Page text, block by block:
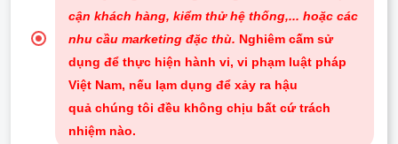
cận khách hàng, kiểm thử hệ thống,... hoặc các
nhu cầu marketing đặc thù. Nghiêm cấm sử
dụng để thực hiện hành vi, vi phạm luật pháp
Việt Nam, nếu lạm dụng để xảy ra hậu
quả chúng tôi đều không chịu bất cứ trách
nhiệm nào.